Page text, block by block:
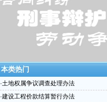
本类热门
·土地权属争议调查处理办法
·建设工程价款结算暂行办法